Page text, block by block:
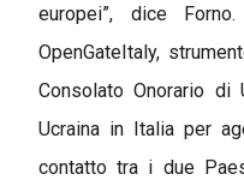
europei”, dice
OpenGateItaly,
Consolato Onorario di
Ucraina in Italia per
contatto tra i due